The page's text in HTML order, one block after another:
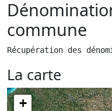
commune
Récupération des
La carte
+